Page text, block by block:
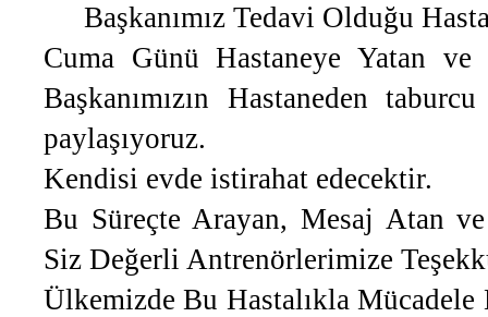
Başkanımız Tedavi Olduğu
Cuma Günü Hastaneye Yatan
Başkanımızın Hastaneden
paylaşıyoruz.
Kendisi evde istirahat edecektir.
Bu Süreçte Arayan, Mesaj Atan
Siz Değerli Antrenörlerimize
Ülkemizde Bu Hastalıkla